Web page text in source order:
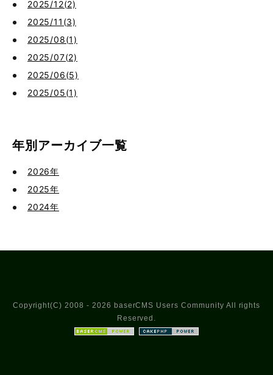
2025/12(2)
2025/11(3)
2025/08(1)
2025/07(2)
2025/06(5)
2025/05(1)
年別アーカイブ一覧
2026年
2025年
2024年
Copyright(C) 2008 - 2026 baserCMS Users Community All rights
Reserved.